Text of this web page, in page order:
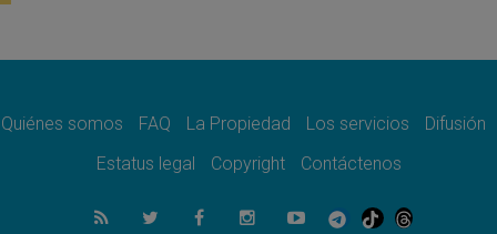
07.08.2026
07.08.2026
Universidades Católicas: «Exercises in
07.08.2026
Fortunatus Nwachukwu: la comunicación
Quiénes somos FAQ La Propiedad Los servicios
Difusión
Estatus legal
Copyright Contáctenos